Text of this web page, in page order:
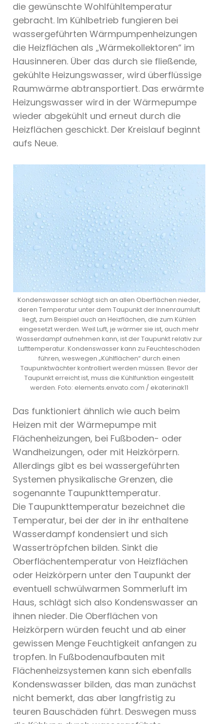
die gewünschte Wohlfühltemperatur
gebracht. Im Kühlbetrieb fungieren bei
wassergeführten Wärmpumpenheizungen
die Heizflächen als „Wärmekollektoren“ im
Hausinneren. Über das durch sie fließende,
gekühlte Heizungswasser, wird überflüssige
Raumwärme abtransportiert. Das erwärmte
Heizungswasser wird in der Wärmepumpe
wieder abgekühlt und erneut durch die
Heizflächen geschickt. Der Kreislauf beginnt
aufs Neue.
Kondenswasser schlägt sich an allen Oberflächen nieder,
deren Temperatur unter dem Taupunkt der Innenraumluft
liegt, zum Beispiel auch an Heizflächen, die zum Kühlen
eingesetzt werden. Weil Luft, je wärmer sie ist, auch mehr
Wasserdampf aufnehmen kann, ist der Taupunkt relativ zur
Lufttemperatur. Kondenswasser kann zu Feuchteschäden
führen, weswegen „Kühlflächen“ durch einen
Taupunktwächter kontrolliert werden müssen. Bevor der
Taupunkt erreicht ist, muss die Kühlfunktion eingestellt
werden. Foto: elements.envato.com / ekaterinak11
Das funktioniert ähnlich wie auch beim
Heizen mit der Wärmepumpe mit
Flächenheizungen, bei Fußboden- oder
Wandheizungen, oder mit Heizkörpern.
Allerdings gibt es bei wassergeführten
Systemen physikalische Grenzen, die
sogenannte Taupunkttemperatur.
Die Taupunkttemperatur bezeichnet die
Temperatur, bei der der in ihr enthaltene
Wasserdampf kondensiert und sich
Wassertröpfchen bilden. Sinkt die
Oberflächentemperatur von Heizflächen
oder Heizkörpern unter den Taupunkt der
eventuell schwülwarmen Sommerluft im
Haus, schlägt sich also Kondenswasser an
ihnen nieder. Die Oberflächen von
Heizkörpern würden feucht und ab einer
gewissen Menge Feuchtigkeit anfangen zu
tropfen. In Fußbodenaufbauten mit
Flächenheizsystemen kann sich ebenfalls
Kondenswasser bilden, das man zunächst
nicht bemerkt, das aber langfristig zu
teuren Bauschäden führt. Deswegen muss